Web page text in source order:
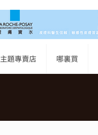
主題專賣店 哪裏買